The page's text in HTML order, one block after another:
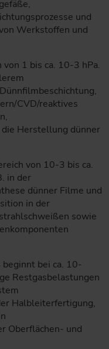
und
Werkstoffen und
1 bis ca. 10-3 hPa.
CVD/reaktives
Herstellung dünner
von 10-3 bis ca.
in der
dünner Filme und
in der
sowie
bei ca. 10-
Restgasbelastungen
Halbleiterfertigung,
Oberflächen- und